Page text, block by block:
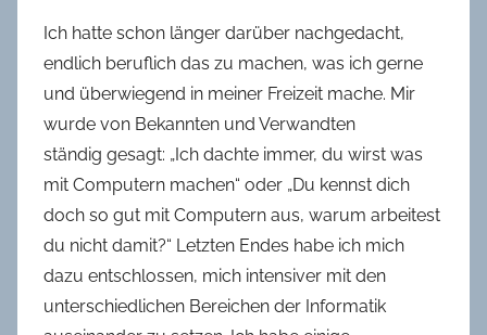
Ich hatte schon länger darüber nachgedacht,
endlich beruflich das zu machen, was ich gerne
und überwiegend in meiner Freizeit mache. Mir
wurde von Bekannten und Verwandten
ständig gesagt: „Ich dachte immer, du wirst was
mit Computern machen“ oder „Du kennst dich
doch so gut mit Computern aus, warum arbeitest
du nicht damit?“ Letzten Endes habe ich mich
dazu entschlossen, mich intensiver mit den
unterschiedlichen Bereichen der Informatik